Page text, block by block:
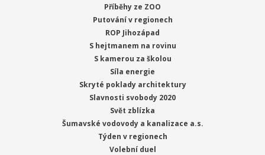
Příběhy ze ZOO
Putování v regionech
ROP Jihozápad
S hejtmanem na rovinu
S kamerou za školou
Síla energie
Skryté poklady architektury
Slavnosti svobody 2020
Svět zblízka
Šumavské vodovody a kanalizace a.s.
Týden v regionech
Volební duel